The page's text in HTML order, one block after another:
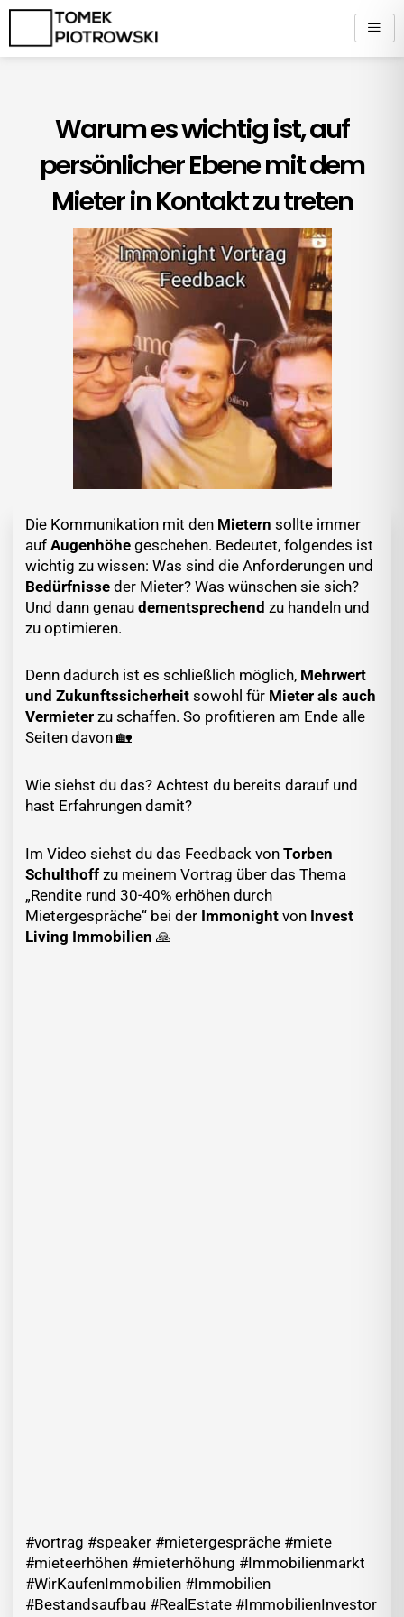
Zum
springen
Warum es wichtig ist, auf
persönlicher Ebene mit dem
Mieter in Kontakt zu treten
Die Kommunikation mit den Mietern sollte immer
auf Augenhöhe geschehen. Bedeutet, folgendes ist
wichtig zu wissen: Was sind die Anforderungen und
Bedürfnisse der Mieter? Was wünschen sie sich?
Und dann genau dementsprechend zu handeln und
zu optimieren.
Denn dadurch ist es schließlich möglich, Mehrwert
und Zukunftssicherheit sowohl für Mieter als auch
Vermieter zu schaffen. So profitieren am Ende alle
Seiten davon 🏡
Wie siehst du das? Achtest du bereits darauf und
hast Erfahrungen damit?
Im Video siehst du das Feedback von Torben
Schulthoff zu meinem Vortrag über das Thema
„Rendite rund 30-40% erhöhen durch
Mietergespräche“ bei der Immonight von Invest
Living Immobilien 🙏
#vortrag #speaker #mietergespräche #miete
#mieteerhöhen #mieterhöhung #Immobilienmarkt
#WirKaufenImmobilien #Immobilien
#Bestandsaufbau #RealEstate #ImmobilienInvestor